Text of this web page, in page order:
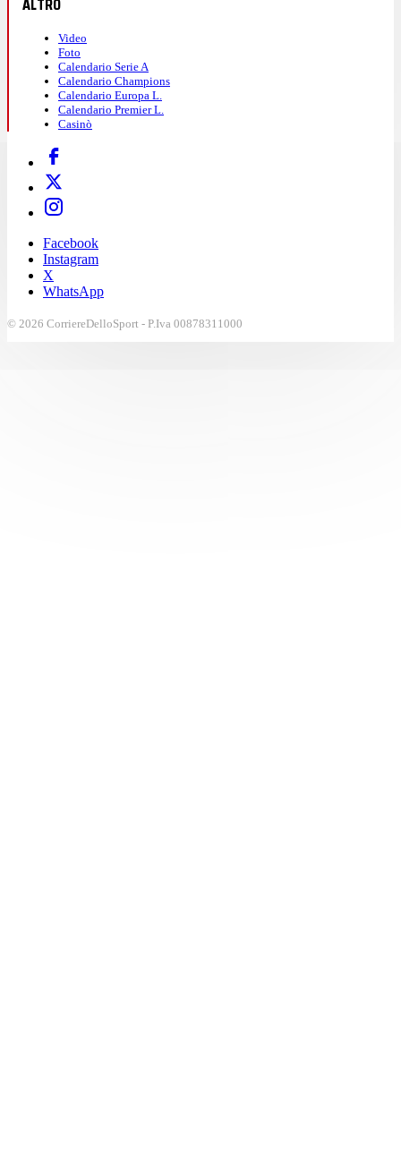
Video
Foto
Calendario Serie A
Calendario Champions
Calendario Europa L.
Calendario Premier L.
Casinò
Facebook
Instagram
X
WhatsApp
© 2026 CorriereDelloSport - P.Iva 00878311000